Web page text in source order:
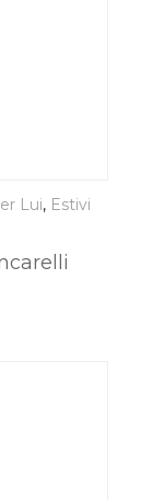
Lui, Estivi